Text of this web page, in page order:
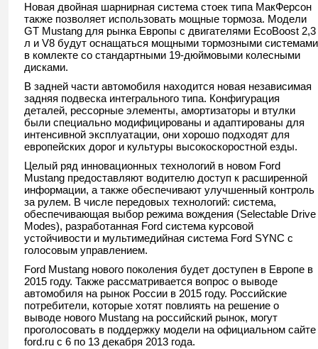
Новая двойная шарнирная система стоек типа МакФерсон
также позволяет использовать мощные тормоза. Модели
GT Mustang для рынка Европы с двигателями EcoBoost 2,3
л и V8 будут оснащаться мощными тормозными системами
в комлекте со стандартными 19-дюймовыми колесными
дисками.
В задней части автомобиля находится новая независимая
задняя подвеска интегрального типа. Конфигурация
деталей, рессорные элементы, амортизаторы и втулки
были специально модифицированы и адаптированы для
интенсивной эксплуатации, они хорошо подходят для
европейских дорог и культуры высокоскоростной езды.
Целый ряд инновационных технологий в новом Ford
Mustang предоставляют водителю доступ к расширенной
информации, а также обеспечивают улучшенный контроль
за рулем. В числе передовых технологий: система,
обеспечивающая выбор режима вождения (Selectable Drive
Modes), разработанная Ford система курсовой
устойчивости и мультимедийная система Ford SYNC с
голосовым управлением.
Ford Mustang нового поколения будет доступен в Европе в
2015 году. Также рассматривается вопрос о выводе
автомобиля на рынок России в 2015 году. Российские
потребители, которые хотят повлиять на решение о
выводе нового Mustang на российский рынок, могут
проголосовать в поддержку модели на официальном сайте
ford.ru с 6 по 13 декабря 2013 года.